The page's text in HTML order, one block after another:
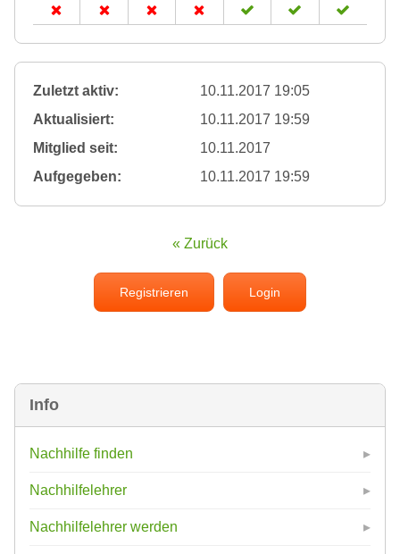
Info
Nachhilfe finden
Nachhilfelehrer
Nachhilfelehrer werden
Zuletzt aktiv:
10.11.2017 19:05
Aktualisiert:
10.11.2017 19:59
Mitglied seit:
10.11.2017
Aufgegeben:
10.11.2017 19:59
« Zurück
Registrieren Login